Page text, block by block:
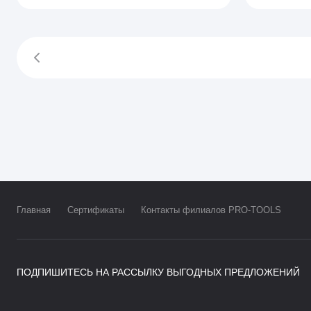
Главная Сертификаты Контакты филиалов PRO-TOOLS
ПОДПИШИТЕСЬ НА РАССЫЛКУ ВЫГОДНЫХ ПРЕДЛОЖЕНИЙ